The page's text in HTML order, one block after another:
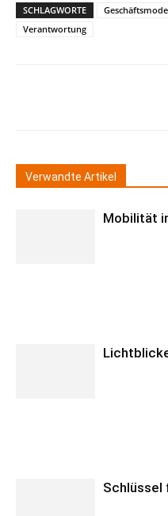
SCHLAGWORTE
Verantwortung
Verwandte Artikel
Mobilität